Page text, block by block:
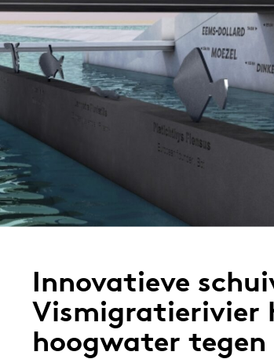
Innovatieve
Vismigratierivier
hoogwater tegen